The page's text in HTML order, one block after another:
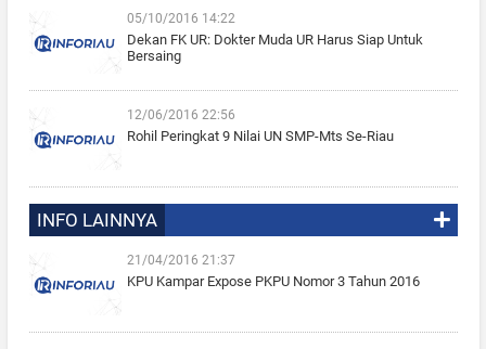
05/10/2016 14:22
Dekan FK UR: Dokter Muda UR Harus Siap Untuk
Bersaing
12/06/2016 22:56
Rohil Peringkat 9 Nilai UN SMP-Mts Se-Riau
INFO LAINNYA
21/04/2016 21:37
KPU Kampar Expose PKPU Nomor 3 Tahun 2016